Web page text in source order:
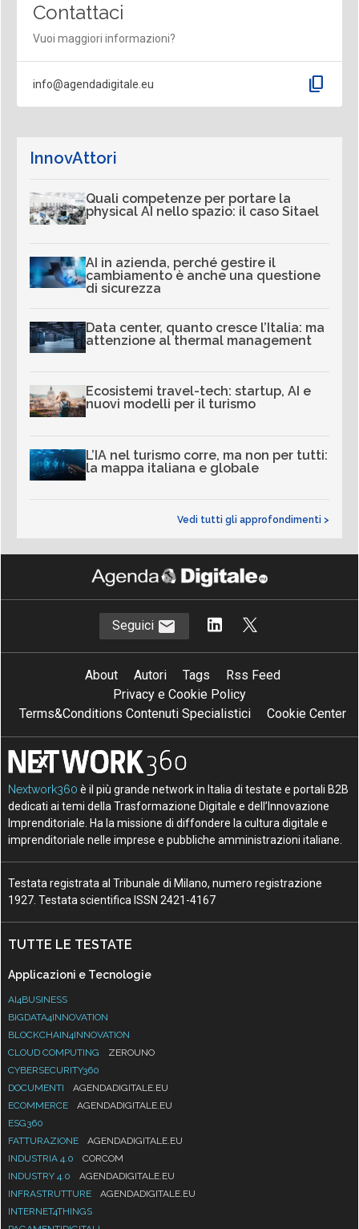
Contattaci
Vuoi maggiori informazioni?
info@agendadigitale.eu content_copy
InnovAttori
Quali competenze per portare la
physical AI nello spazio: il caso Sitael
AI in azienda, perché gestire il
cambiamento è anche una questione
di sicurezza
Data center, quanto cresce l’Italia: ma
attenzione al thermal management
Ecosistemi travel-tech: startup, AI e
nuovi modelli per il turismo
L’IA nel turismo corre, ma non per tutti:
la mappa italiana e globale
Vedi tutti gli approfondimenti >
Seguici
About Autori Tags
Rss Feed
Privacy e Cookie Policy
Terms&Conditions Contenuti Specialistici
Cookie Center
Nextwork360 è il più grande network in Italia di testate e portali B2B
dedicati ai temi della Trasformazione Digitale e dell’Innovazione
Imprenditoriale. Ha la missione di diffondere la cultura digitale e
imprenditoriale nelle imprese e pubbliche amministrazioni italiane.
Testata registrata al Tribunale di Milano, numero registrazione
1927. Testata scientifica ISSN 2421-4167
TUTTE LE TESTATE
Applicazioni e Tecnologie
AI4BUSINESS
BIGDATA4INNOVATION
BLOCKCHAIN4INNOVATION
CLOUD COMPUTING
ZEROUNO
CYBERSECURITY360
DOCUMENTI
AGENDADIGITALE.EU
ECOMMERCE
AGENDADIGITALE.EU
ESG360
FATTURAZIONE
AGENDADIGITALE.EU
INDUSTRIA 4.0
CORCOM
INDUSTRY 4.0
AGENDADIGITALE.EU
INFRASTRUTTURE
AGENDADIGITALE.EU
INTERNET4THINGS